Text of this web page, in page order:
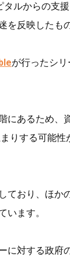
ルからの支
反映したも
が行ったシ
にあるため、
りする可能性
ており、ほか
います。
に対する政府